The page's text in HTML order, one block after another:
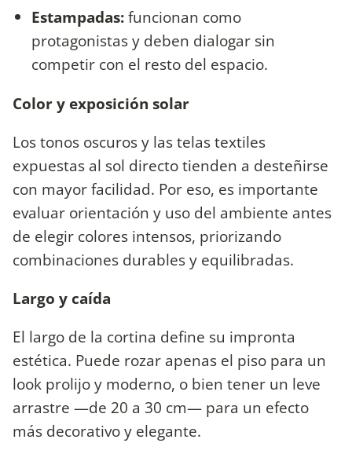
Estampadas:funcionan como
protagonistas y deben dialogar sin
competir con el resto del espacio.
Color y exposición solar
Los tonos oscuros y las telas textiles
expuestas al sol directo tienden a desteñirse
con mayor facilidad. Por eso, es importante
evaluar orientación y uso del ambiente antes
de elegir colores intensos, priorizando
combinaciones durables y equilibradas.
Largo y caída
El largo de la cortina define su impronta
estética. Puede rozar apenas el piso para un
look prolijo y moderno, o bien tener un leve
arrastre —de 20 a 30 cm— para un efecto
más decorativo y elegante.